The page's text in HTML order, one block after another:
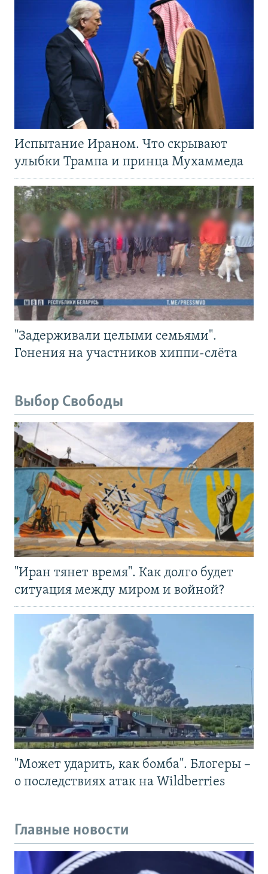
Испытание Ираном. Что скрывают
улыбки Трампа и принца Мухаммеда
"Задерживали целыми семьями".
Гонения на участников хиппи-слёта
Выбор Свободы
"Иран тянет время". Как долго будет
ситуация между миром и войной?
"Может ударить, как бомба". Блогеры –
о последствиях атак на Wildberries
Главные новости